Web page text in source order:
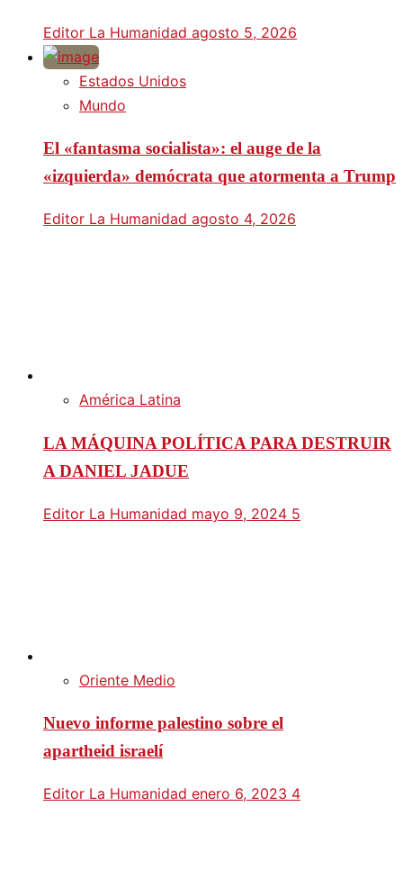
Editor La Humanidad agosto 5, 2026
Estados Unidos
Mundo
El «fantasma socialista»: el auge de la
«izquierda» demócrata que atormenta a Trump
Editor La Humanidad agosto 4, 2026
América Latina
LA MÁQUINA POLÍTICA PARA DESTRUIR
A DANIEL JADUE
Editor La Humanidad mayo 9, 2024 5
Oriente Medio
Nuevo informe palestino sobre el
apartheid israelí
Editor La Humanidad enero 6, 2023 4